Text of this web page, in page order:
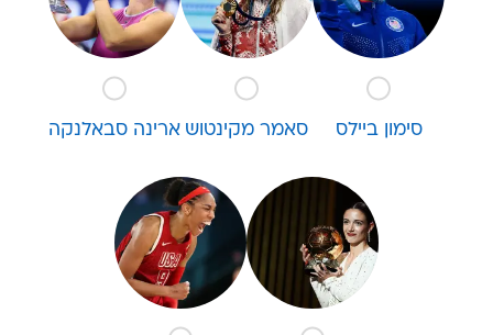
סימון ביילס סאמר מקינטוש ארינה סבאלנקה